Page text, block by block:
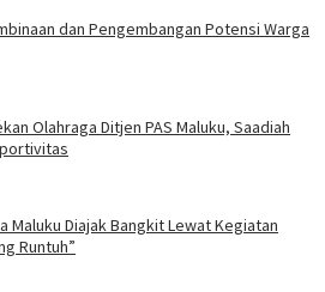
dan Pengembangan Potensi Warga
Olahraga Ditjen PAS Maluku, Saadiah
Maluku Diajak Bangkit Lewat Kegiatan
Runtuh”